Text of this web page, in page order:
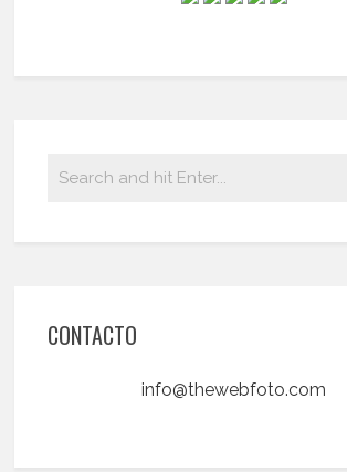
CONTACTO
info@thewebfoto.com